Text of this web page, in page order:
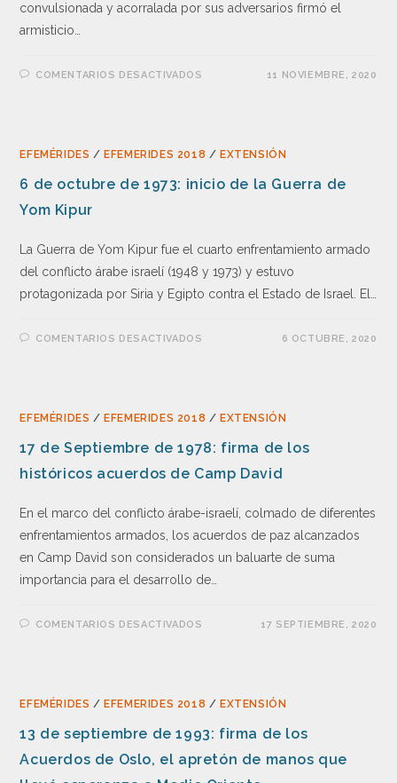
convulsionada y acorralada por sus adversarios firmó el
armisticio…
COMENTARIOS DESACTIVADOS 11 NOVIEMBRE, 2020
EFEMÉRIDES / EFEMERIDES 2018 / EXTENSIÓN
6 de octubre de 1973: inicio de la Guerra de
Yom Kipur
La Guerra de Yom Kipur fue el cuarto enfrentamiento armado
del conflicto árabe israelí (1948 y 1973) y estuvo
protagonizada por Siria y Egipto contra el Estado de Israel. El…
COMENTARIOS DESACTIVADOS 6 OCTUBRE, 2020
EFEMÉRIDES / EFEMERIDES 2018 / EXTENSIÓN
17 de Septiembre de 1978: firma de los
históricos acuerdos de Camp David
En el marco del conflicto árabe-israelí, colmado de diferentes
enfrentamientos armados, los acuerdos de paz alcanzados
en Camp David son considerados un baluarte de suma
importancia para el desarrollo de…
COMENTARIOS DESACTIVADOS 17 SEPTIEMBRE, 2020
EFEMÉRIDES / EFEMERIDES 2018 / EXTENSIÓN
13 de septiembre de 1993: firma de los
Acuerdos de Oslo, el apretón de manos que